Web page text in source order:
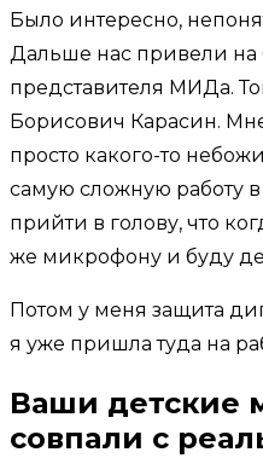
Было интересно,
Дальше нас привели
представителя МИДа.
Борисович Карасин.
просто какого-то
самую сложную работу
прийти в голову, что
же микрофону и буду
Потом у меня защита
я уже пришла туда на
Ваши детские
совпали с